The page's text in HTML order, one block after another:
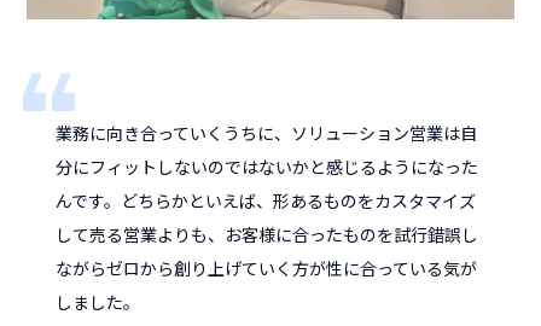
業務に向き合っていくうちに、ソリューション営業は自
分にフィットしないのではないかと感じるようになった
んです。どちらかといえば、形あるものをカスタマイズ
して売る営業よりも、お客様に合ったものを試行錯誤し
ながらゼロから創り上げていく方が性に合っている気が
しました。